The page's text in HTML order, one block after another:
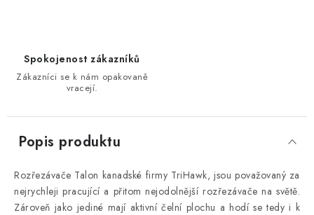
Spokojenost zákazníků
Zákazníci se k nám opakovaně
vracejí.
Popis produktu
Rozřezávače Talon kanadské firmy TriHawk, jsou považovaný za
nejrychleji pracující a přitom nejodolnější rozřezávače na světě.
Zároveň jako jediné mají aktivní čelní plochu a hodí se tedy i k